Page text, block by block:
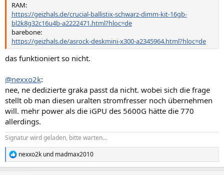
RAM:
https://geizhals.de/crucial-ballistix-schwarz-dimm-kit-16gb-
bl2k8g32c16u4b-a2222471.html?hloc=de
barebone:
https://geizhals.de/asrock-deskmini-x300-a2345964.html?hloc=de
das funktioniert so nicht.
@nexxo2k:
nee, ne dedizierte graka passt da nicht. wobei sich die frage
stellt ob man diesen uralten stromfresser noch übernehmen
will. mehr power als die iGPU des 5600G hätte die 770
allerdings.
Signatur wird geladen, bitte warten...
R
e
nexxo2k und madmax2010